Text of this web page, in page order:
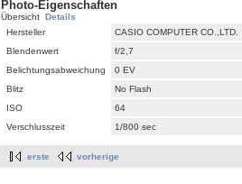
Photo-Eigenschaften
Übersicht Details
Hersteller
CASIO COMPUTER CO.,LTD.
Blendenwert
f/2,7
Belichtungsabweichung
0 EV
Blitz
No Flash
ISO
64
Verschlusszeit
1/800 sec
erste vorherige